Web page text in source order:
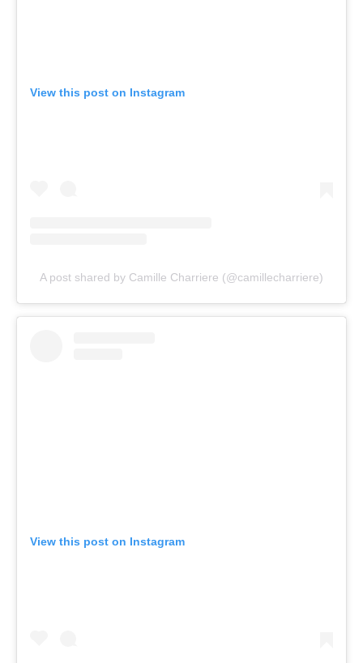
View this post on Instagram
A post shared by Camille Charriere (@camillecharriere)
View this post on Instagram